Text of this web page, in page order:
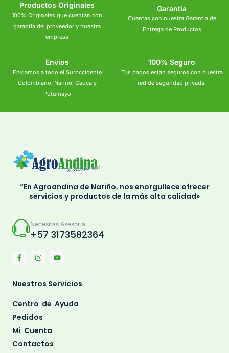
Productos Originales
100% Originales que cuentan con
garantia del proveedor y nuestra
empresa
Garantia
Cuentas con nuestra Garantia de
Entrega de Productos
Envios
Enviamos a todo el Suroccidente
Colombiano, Nariño, Cauca y
Putumayo
100% Seguro
Tus pagos están seguros con nuestra
red de seguridad privada.
“En Agroandina de Nariño, nos enorgullece ofrecer
servicios y productos de la más alta calidad»
Necesitas Asesoria
+57 3173582364
Nuestros Servicios
Centro de Ayuda
Pedidos
Mi Cuenta
Contactos